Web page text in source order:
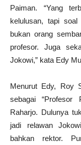
Paiman. “Yang
kelulusan, tapi
bukan orang
profesor. Juga
Jokowi,” kata Edy
Menurut Edy, Roy
sebagai “Profesor
Raharjo. Dulunya
jadi relawan
bahkan rektor.